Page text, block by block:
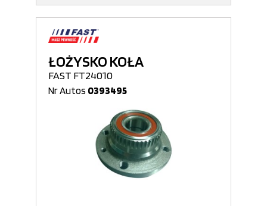
ŁOŻYSKO KOŁA
FAST FT24010
Nr Autos 0393495